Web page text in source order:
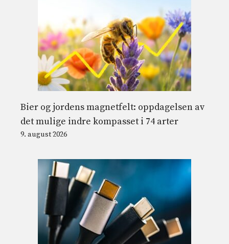
Bier og jordens magnetfelt: oppdagelsen av
det mulige indre kompasset i 74 arter
9. august 2026